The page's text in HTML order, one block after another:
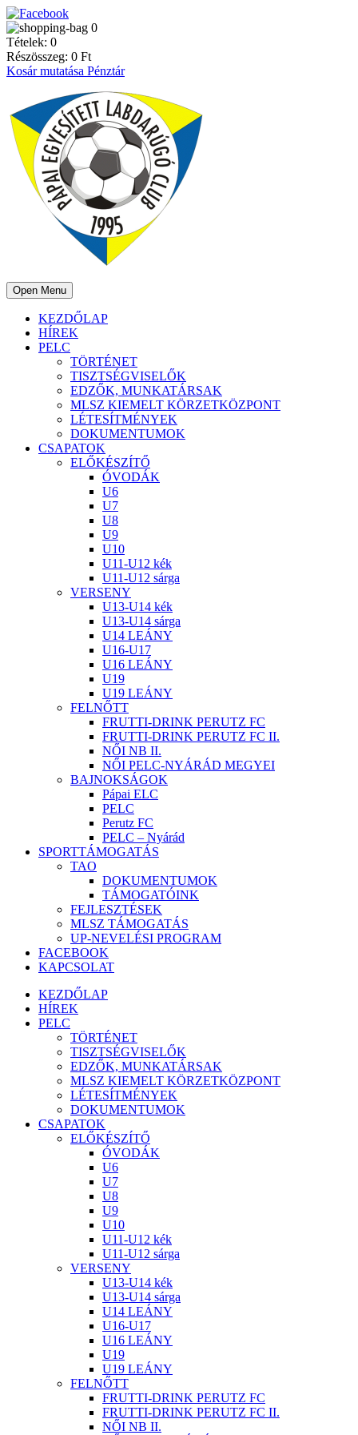
0
Tételek: 0
Részösszeg: 0 Ft
Kosár mutatása Pénztár
Open Menu
KEZDŐLAP
HÍREK
PELC
TÖRTÉNET
TISZTSÉGVISELŐK
EDZŐK, MUNKATÁRSAK
MLSZ KIEMELT KÖRZETKÖZPONT
LÉTESÍTMÉNYEK
DOKUMENTUMOK
CSAPATOK
ELŐKÉSZÍTŐ
ÓVODÁK
U6
U7
U8
U9
U10
U11-U12 kék
U11-U12 sárga
VERSENY
U13-U14 kék
U13-U14 sárga
U14 LEÁNY
U16-U17
U16 LEÁNY
U19
U19 LEÁNY
FELNŐTT
FRUTTI-DRINK PERUTZ FC
FRUTTI-DRINK PERUTZ FC II.
NŐI NB II.
NŐI PELC-NYÁRÁD MEGYEI
BAJNOKSÁGOK
Pápai ELC
PELC
Perutz FC
PELC – Nyárád
SPORTTÁMOGATÁS
TAO
DOKUMENTUMOK
TÁMOGATÓINK
FEJLESZTÉSEK
MLSZ TÁMOGATÁS
UP-NEVELÉSI PROGRAM
FACEBOOK
KAPCSOLAT
KEZDŐLAP
HÍREK
PELC
TÖRTÉNET
TISZTSÉGVISELŐK
EDZŐK, MUNKATÁRSAK
MLSZ KIEMELT KÖRZETKÖZPONT
LÉTESÍTMÉNYEK
DOKUMENTUMOK
CSAPATOK
ELŐKÉSZÍTŐ
ÓVODÁK
U6
U7
U8
U9
U10
U11-U12 kék
U11-U12 sárga
VERSENY
U13-U14 kék
U13-U14 sárga
U14 LEÁNY
U16-U17
U16 LEÁNY
U19
U19 LEÁNY
FELNŐTT
FRUTTI-DRINK PERUTZ FC
FRUTTI-DRINK PERUTZ FC II.
NŐI NB II.